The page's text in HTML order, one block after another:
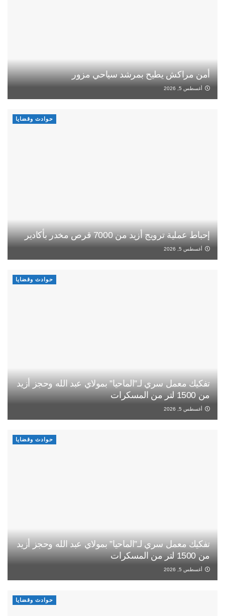
أمن مراكش يطيح بمرشد سياحي مزور
أغسطس 5, 2026
حوادث وقضايا
إحباط عملية ترويج أزيد من 7000 قرص مخدر بأكادير
أغسطس 5, 2026
حوادث وقضايا
تفكيك معمل سري لـ”الماحيا” بمولاي عبد الله وحجز أزيد
من 1500 لتر من المسكرات
أغسطس 5, 2026
حوادث وقضايا
تفكيك معمل سري لـ”الماحيا” بمولاي عبد الله وحجز أزيد
من 1500 لتر من المسكرات
أغسطس 5, 2026
حوادث وقضايا